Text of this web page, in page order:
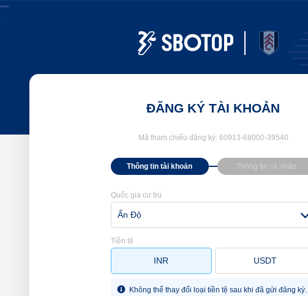
ĐĂNG KÝ TÀI KHOẢN
Mã tham chiếu đăng ký: 60913-68000-39540
Thông tin tài khoản Thông tin cá nhân
Quốc gia cư trú
Ấn Độ
Tiền tệ
INR USDT
Không thể thay đổi loại tiền tệ sau khi đã gửi đăng ký.